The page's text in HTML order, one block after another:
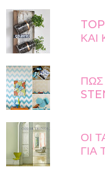
ΚΑΙ
ΠΩΣ
ΟΙ
ΓΙΑ